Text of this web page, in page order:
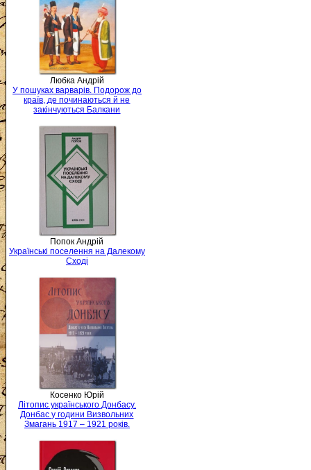
Любка Андрій
У пошуках варварів. Подорож до
країв, де починаються й не
закінчуються Балкани
Попок Андрій
Українські поселення на Далекому
Сході
Косенко Юрій
Літопис українського Донбасу.
Донбас у години Визвольних
Змагань 1917 – 1921 років.